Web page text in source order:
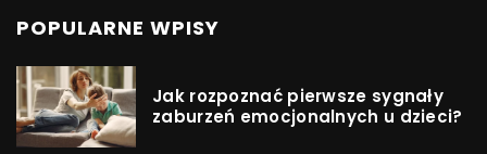
POPULARNE WPISY
Jak rozpoznać pierwsze sygnały
zaburzeń emocjonalnych u dzieci?